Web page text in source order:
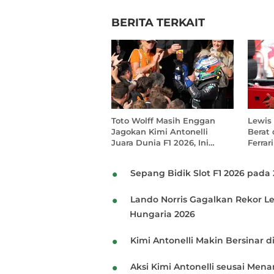
BERITA TERKAIT
Toto Wolff Masih Enggan
Jagokan Kimi Antonelli
Juara Dunia F1 2026, Ini
Berat
Sepang Bidik Slot F1 2026
Lando Norris Gagalkan Rekor
Hungaria 2026
Kimi Antonelli Makin Bersinar
Aksi Kimi Antonelli seusai